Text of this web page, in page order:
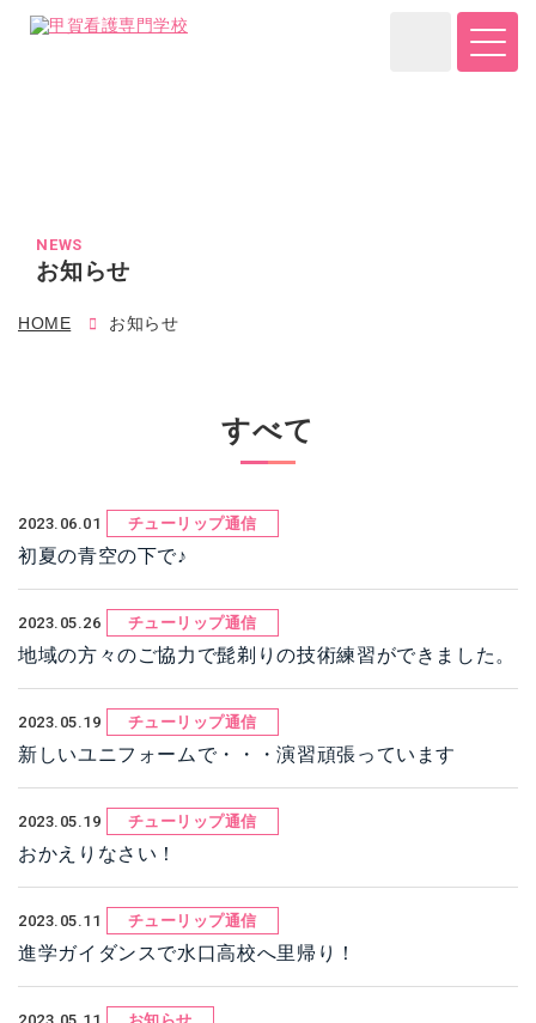
NEWS
お知らせ
HOME お知らせ
すべて
2023.06.01 チューリップ通信
初夏の青空の下で♪
2023.05.26 チューリップ通信
地域の方々のご協力で髭剃りの技術練習ができました。
2023.05.19 チューリップ通信
新しいユニフォームで・・・演習頑張っています
2023.05.19 チューリップ通信
おかえりなさい！
2023.05.11 チューリップ通信
進学ガイダンスで水口高校へ里帰り！